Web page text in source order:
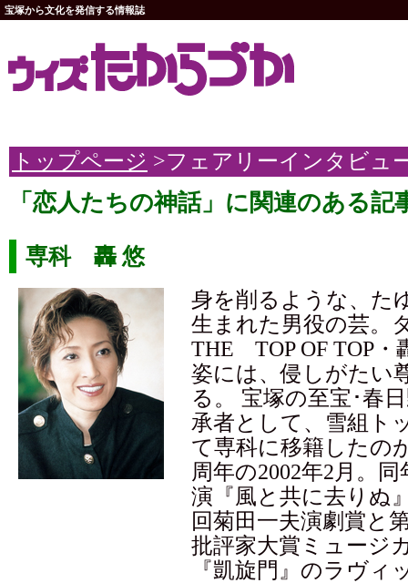
宝塚から文化を発信する情報誌
トップページ >フェアリーインタビュ
「恋人たちの神話」に関連のある記
専科 轟 悠
身を削るような、た
生まれた男役の芸。
THE TOP OF TOP・
姿には、侵しがたい
る。 宝塚の至宝･春
承者として、雪組ト
て専科に移籍したの
周年の2002年2月。
演『風と共に去りぬ
回菊田一夫演劇賞と
批評家大賞ミュージ
『凱旋門』のラヴィ